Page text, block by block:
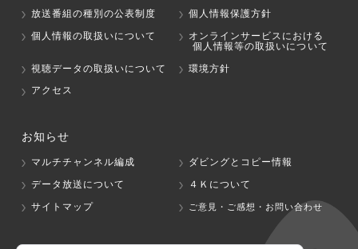
放送番組の種別の公表制度
個人情報保護方針
個人情報の取扱いについて
オンラインサービスにおける
個人情報等の取扱いについて
視聴データの取扱いについて
環境方針
アクセス
お知らせ
マルチチャンネル編成
ダビングとコピー情報
データ放送について
４Ｋについて
サイトマップ
ご意見・ご感想・お問い合わせ